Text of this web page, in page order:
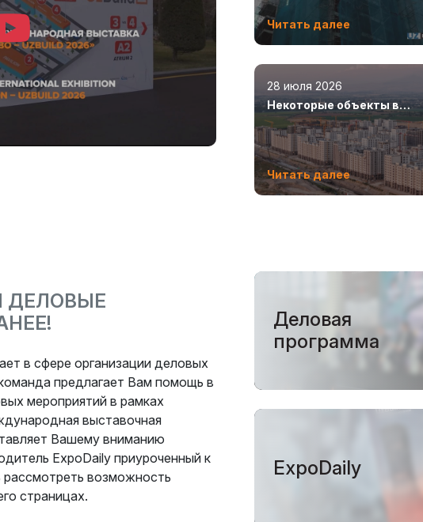
Читать далее
28 июля 2026
Некоторые объекты в
Новом Ташкенте откроют
уже в этом году
Читать далее
ДЕЛОВЫЕ
в сфере организации деловых
предлагает Вам помощь в
мероприятий в рамках
выставочная
Вашему вниманию
ExpoDaily приуроченный к
возможность
страницах.
Деловая
программа
ExpoDaily